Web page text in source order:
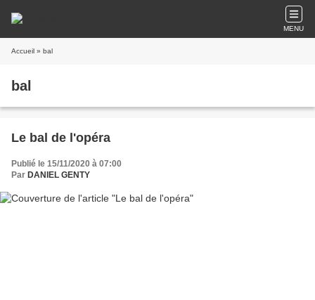
MENU
Accueil » bal
bal
Le bal de l'opéra
Publié le 15/11/2020 à 07:00
Par DANIEL GENTY